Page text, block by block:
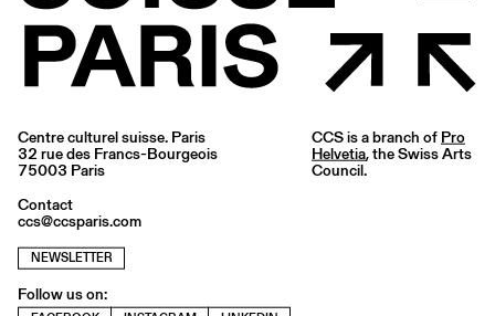
Centre culturel suisse. Paris
32 rue des Francs-Bourgeois
75003 Paris
Contact
ccs@ccsparis.com
NEWSLETTER
Follow us on:
CCS is a branch of Pro
Helvetia, the Swiss Arts
Council.